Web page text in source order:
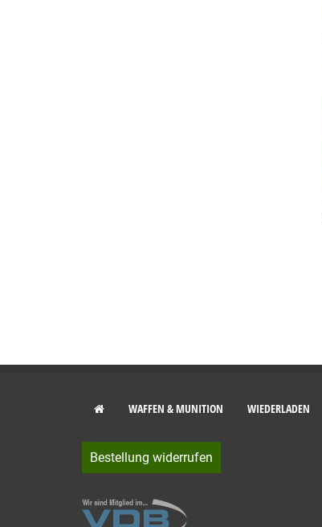
WAFFEN & MUNITION WIEDERLADEN
Bestellung widerrufen